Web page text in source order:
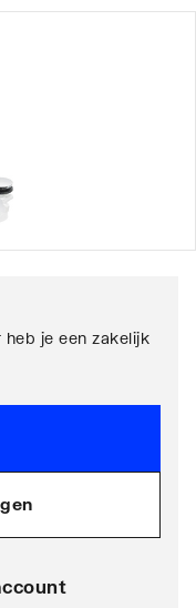
je een zakelijk